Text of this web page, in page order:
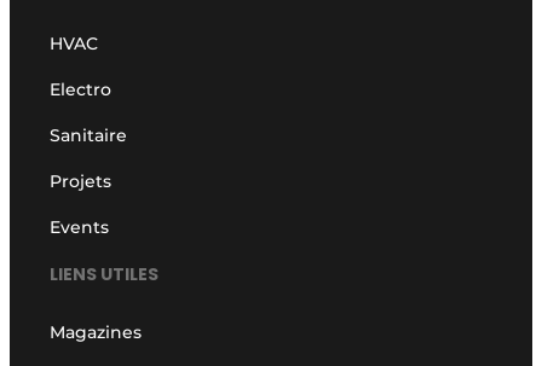
HVAC
Electro
Sanitaire
Projets
Events
LIENS UTILES
Magazines